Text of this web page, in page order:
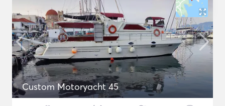
Custom Motoryacht 45